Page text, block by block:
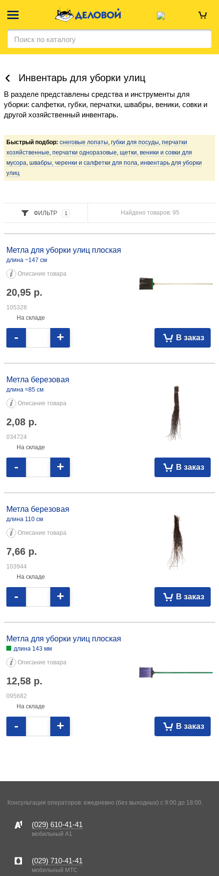
Инвентарь для уборки улиц
В разделе представлены средства и инструменты для
уборки: салфетки, губки, перчатки, швабры, веники, совки и
другой хозяйственный инвентарь.
Быстрый подбор: снеговые лопаты, губки для посуды, перчатки
хозяйственные, перчатки одноразовые, щетки, веники и совки для
мусора, швабры, черенки и салфетки для пола, инвентарь для уборки
улиц
ФИЛЬТР 1 Найдено товаров: 95
Метла для уборки улиц плоская
длина ~147 см
Описание товара
20,95 р.
105328
На складе
В заказ
- +
Метла березовая
длина ≈85 см
Описание товара
2,08 р.
034724
На складе
В заказ
- +
Метла березовая
длина 110 см
Описание товара
7,66 р.
103944
На складе
В заказ
- +
Метла для уборки улиц плоская
длина 143 мм
Описание товара
12,58 р.
095682
На складе
В заказ
- +
Консультация операторов: ежедневно (без выходных) с 9:00 до 18:00.
(029) 610-41-41
мобильный A1
(029) 710-41-41
мобильный MTC